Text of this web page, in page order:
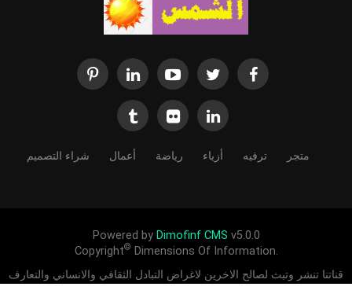
متجر ترفيه أزياء رياضة أعمال شراء التصميم
Powered by Dimofinf CMS v5.0.0
Copyright© Dimensions Of Information.
قناتنا تنشر وتبث لصالح الاخرين لاغراض التبادل الثقافي والانساني والتعارف